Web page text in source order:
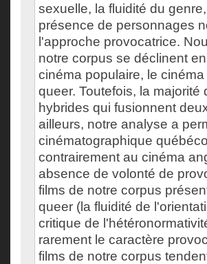
sexuelle, la fluidité du
présence de personnages
l'approche provocatrice.
notre corpus se déclinent
cinéma populaire, le
queer. Toutefois, la
hybrides qui fusionnent
ailleurs, notre analyse a
cinématographique
contrairement au cinéma
absence de volonté de
films de notre corpus
queer (la fluidité de
critique de
rarement le caractère
films de notre corpus